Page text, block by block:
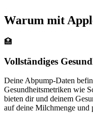
Warum mit
🏥
Vollständiges
Deine Abpump-Daten
Gesundheitsmetriken wie
bieten dir und deinem
auf deine Milchmenge und